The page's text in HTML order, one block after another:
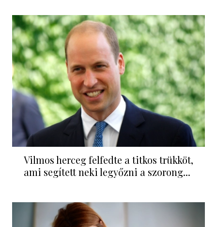
Vilmos herceg felfedte a titkos trükköt,
ami segített neki legyőzni a szorong...